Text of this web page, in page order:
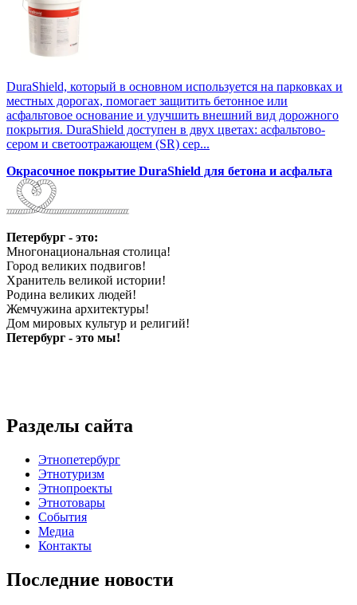
DuraShield, который в основном используется на парковках и
местных дорогах, помогает защитить бетонное или
асфальтовое основание и улучшить внешний вид дорожного
покрытия. DuraShield доступен в двух цветах: асфальтово-
сером и светоотражающем (SR) сер...
Окрасочное покрытие DuraShield для бетона и асфальта
Петербург - это:
Многонациональная столица!
Город великих подвигов!
Хранитель великой истории!
Родина великих людей!
Жемчужина архитектуры!
Дом мировых культур и религий!
Петербург - это мы!
Разделы сайта
Этнопетербург
Этнотуризм
Этнопроекты
Этнотовары
События
Медиа
Контакты
Последние новости